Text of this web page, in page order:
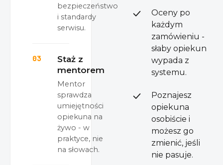
bezpieczeństwo
i standardy
serwisu.
03
Staż z
mentorem
Mentor
sprawdza
umiejętności
opiekuna na
żywo - w
praktyce, nie
na słowach.
Oceny po
każdym
zamówieniu -
słaby opiekun
wypada z
systemu.
Poznajesz
opiekuna
osobiście i
możesz go
zmienić, jeśli
nie pasuje.